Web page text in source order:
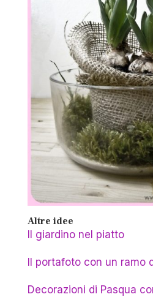
Altre idee
Il giardino nel piatto
Il portafoto con un ramo
Decorazioni di Pasqua